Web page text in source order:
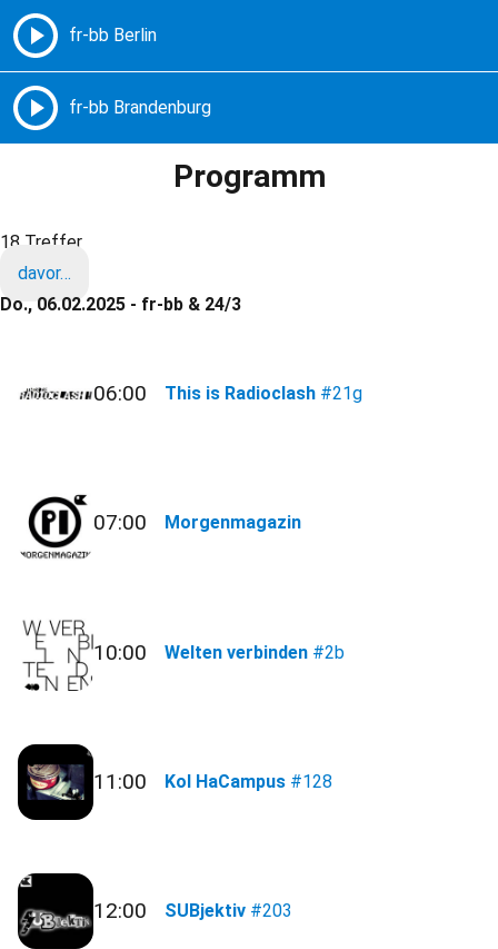
Freie Radios – Berlin Brandenburg
Programm
18 Treffer
davor…
Do., 06.02.2025 - fr-bb & 24/3
06:00 This is Radioclash #21g
07:00 Morgenmagazin
10:00 Welten verbinden #2b
11:00 Kol HaCampus #128
12:00 SUBjektiv #203